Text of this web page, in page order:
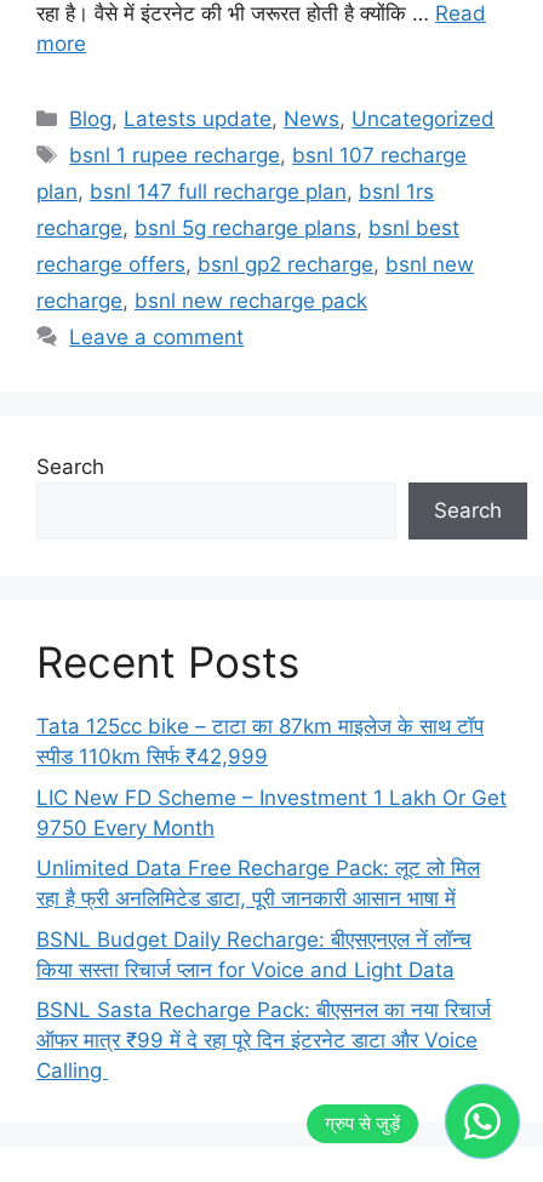
रहा है। वैसे में इंटरनेट की भी जरूरत होती है क्योंकि … Read
more
Categories
Blog, Latests update, News, Uncategorized
Tags
bsnl 1 rupee recharge, bsnl 107 recharge
plan, bsnl 147 full recharge plan, bsnl 1rs
recharge, bsnl 5g recharge plans, bsnl best
recharge offers, bsnl gp2 recharge, bsnl new
recharge, bsnl new recharge pack
Leave a comment
Search
Search
Recent Posts
Tata 125cc bike – टाटा का 87km माइलेज के साथ टॉप
स्पीड 110km सिर्फ ₹42,999
LIC New FD Scheme – Investment 1 Lakh Or Get
9750 Every Month
Unlimited Data Free Recharge Pack: लूट लो मिल
रहा है फ्री अनलिमिटेड डाटा, पूरी जानकारी आसान भाषा में
BSNL Budget Daily Recharge: बीएसएनएल नें लॉन्च
किया सस्ता रिचार्ज प्लान for Voice and Light Data
BSNL Sasta Recharge Pack: बीएसनल का नया रिचार्ज
ऑफर मात्र ₹99 में दे रहा पूरे दिन इंटरनेट डाटा और Voice
Calling